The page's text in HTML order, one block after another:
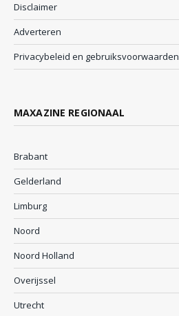
Disclaimer
Adverteren
Privacybeleid en gebruiksvoorwaarden
MAXAZINE REGIONAAL
Brabant
Gelderland
Limburg
Noord
Noord Holland
Overijssel
Utrecht